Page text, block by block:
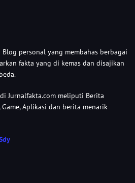
Blog personal yang membahas berbagai
fakta yang di kemas dan disajikan
Jurnalfakta.com meliputi Berita
Aplikasi dan berita menarik